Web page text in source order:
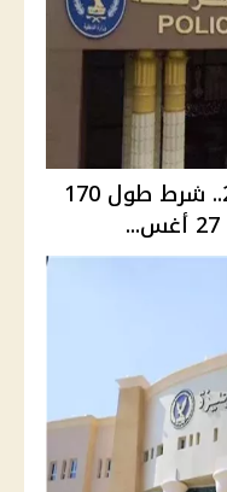
التقديم لكلية الشرطة 2026.. شرط طول 170